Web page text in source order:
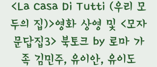
<La Casa Di Tutti (우리 모
두의 집)>영화 상영 및 <모자
문답집3> 북토크 by 로마 가
족 김민주, 유이안, 유이도